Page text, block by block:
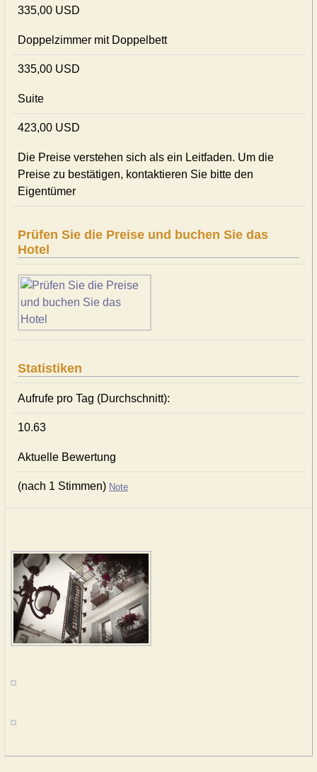
335,00 USD
Doppelzimmer mit Doppelbett
335,00 USD
Suite
423,00 USD
Die Preise verstehen sich als ein Leitfaden. Um die
Preise zu bestätigen, kontaktieren Sie bitte den
Eigentümer
Prüfen Sie die Preise und buchen Sie das
Hotel
Statistiken
Aufrufe pro Tag (Durchschnitt):
10.63
Aktuelle Bewertung
(nach 1 Stimmen) Note